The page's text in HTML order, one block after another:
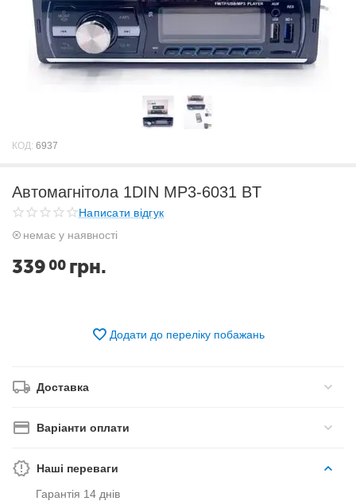
КОД: 6937
Автомагнітола 1DIN MP3-6031 BT
Написати відгук
немає у наявності
339 00 грн.
Додати до переліку побажань
Доставка
Варіанти оплати
Наші переваги
Гарантія 14 днів